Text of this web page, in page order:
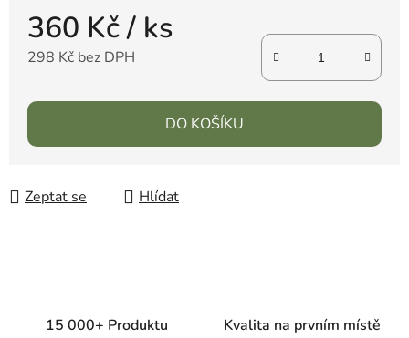
360 Kč/ ks
298 Kč bez DPH
DO KOŠÍKU
Zeptat se Hlídat
15 000+ Produktu Kvalita na prvním místě